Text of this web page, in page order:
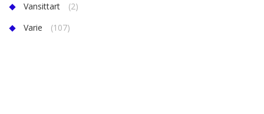
Vansittart
(2)
Varie
(107)